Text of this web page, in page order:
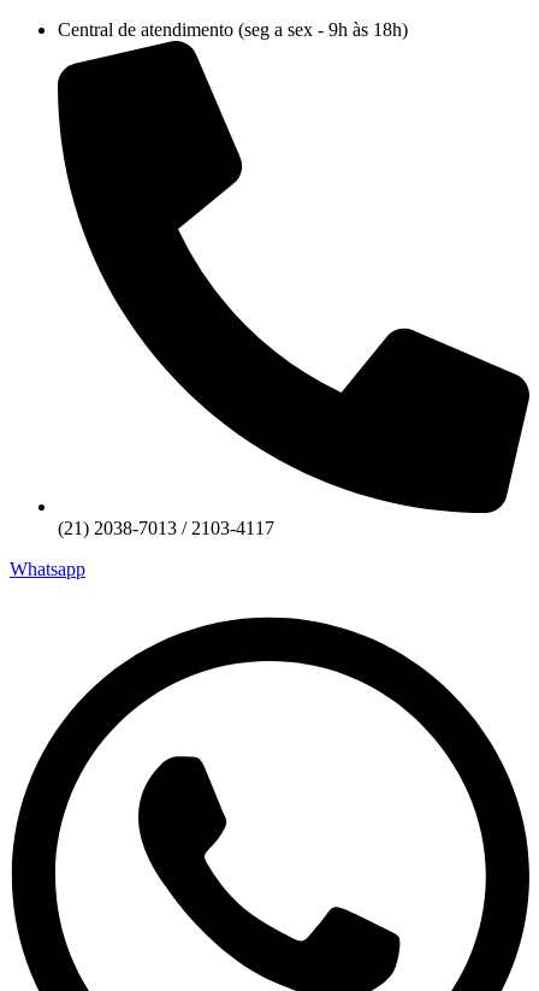
conteúdo
Central de atendimento (seg a sex - 9h às 18h)
(21) 2038-7013 / 2103-4117
Whatsapp